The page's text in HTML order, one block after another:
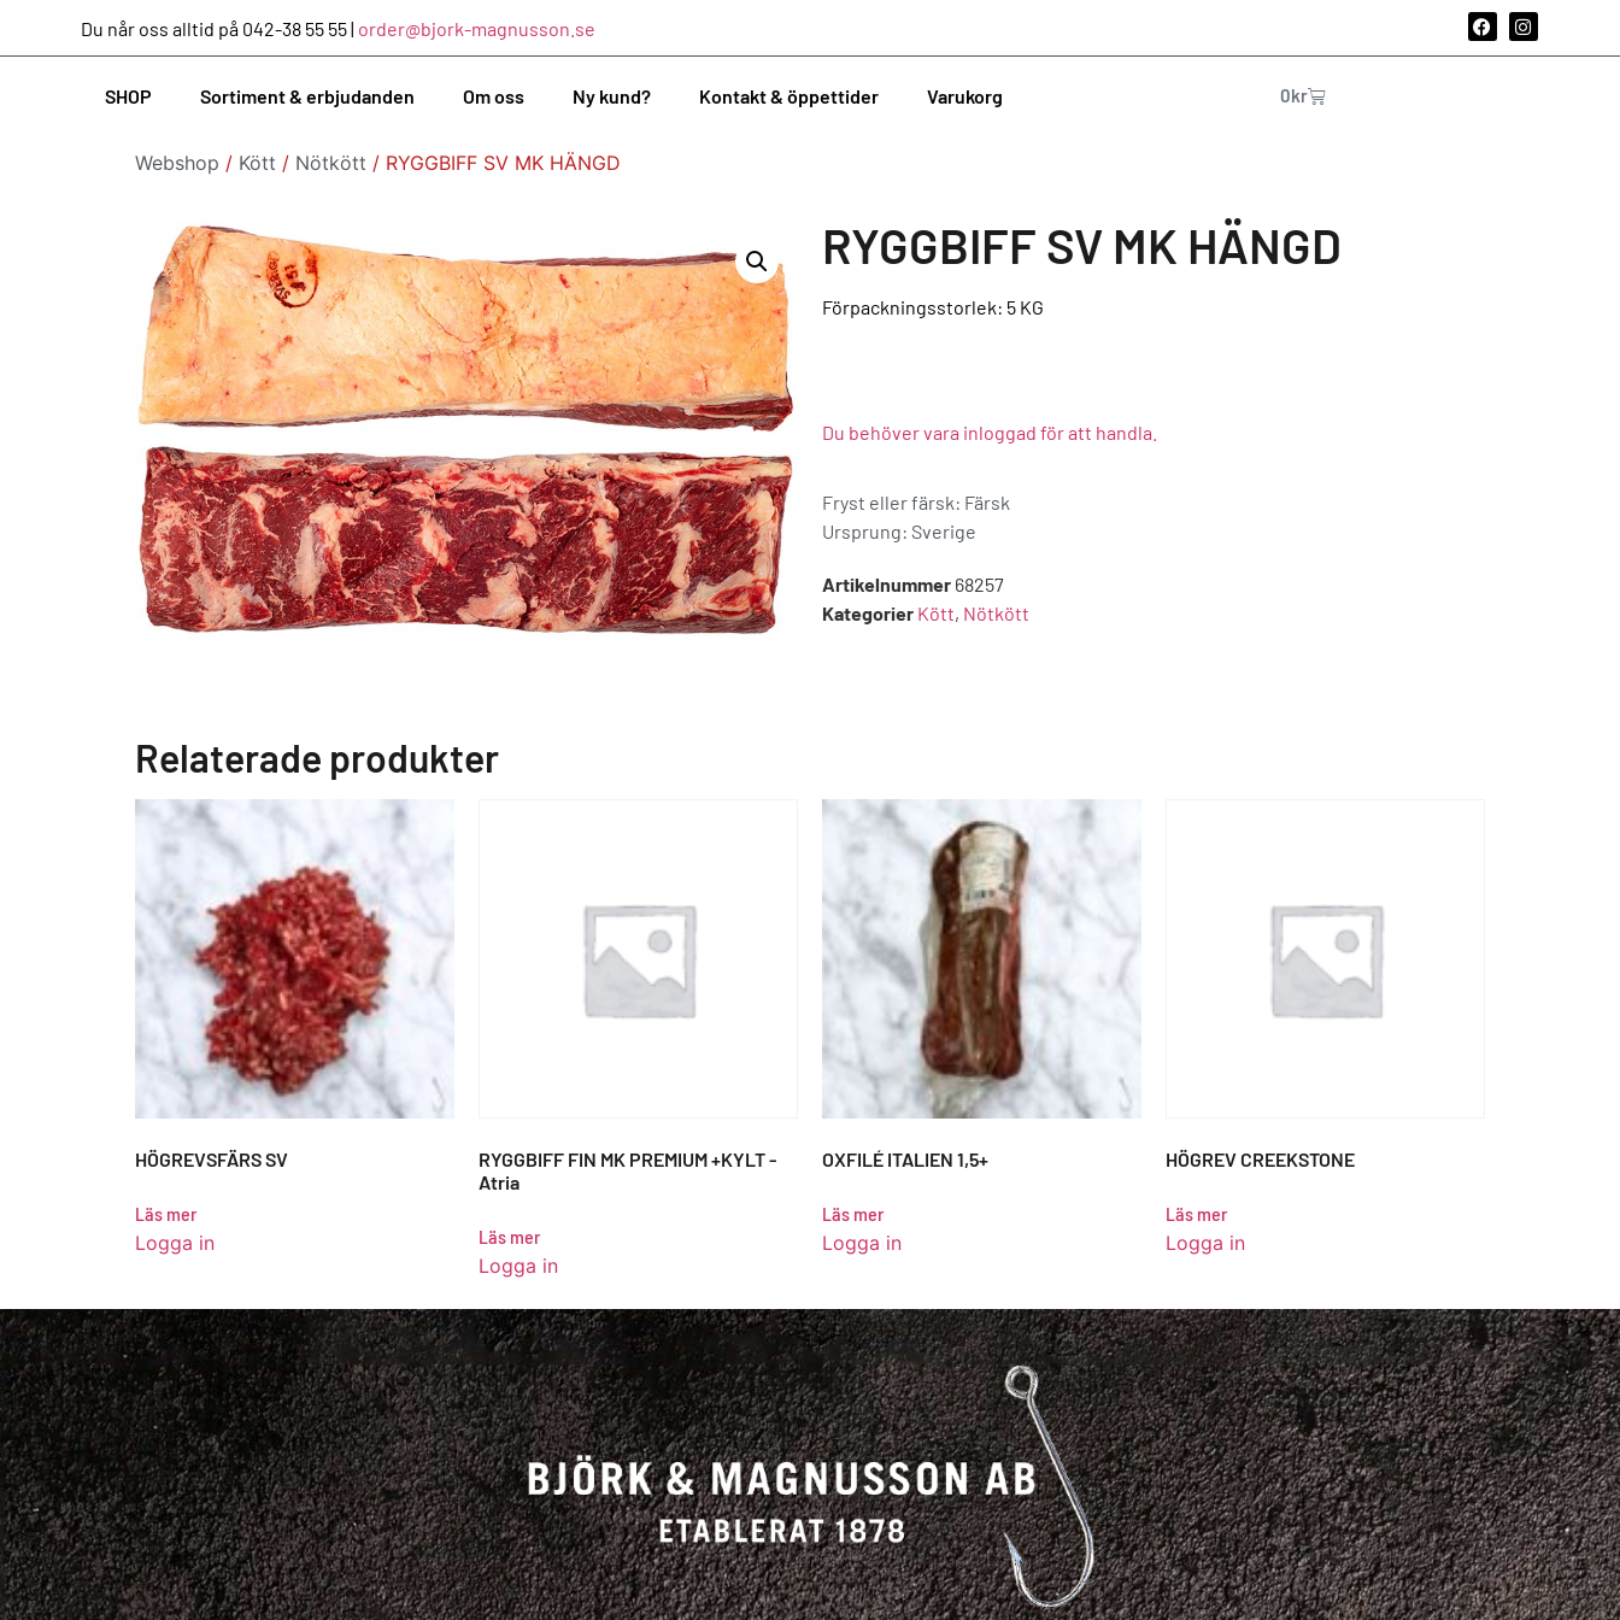
Du når oss alltid på 042-38 55 55 | order@bjork-magnusson.se
SHOP Sortiment & erbjudanden Om oss Ny kund? Kontakt & öppettider Varukorg 0kr
Webshop / Kött / Nötkött / RYGGBIFF SV MK HÄNGD
RYGGBIFF SV MK HÄNGD
Förpackningsstorlek: 5 KG
Du behöver vara inloggad för att handla.
Fryst eller färsk: Färsk
Ursprung: Sverige
Artikelnummer 68257
Kategorier Kött, Nötkött
Relaterade produkter
HÖGREVSFÄRS SV
Läs mer
Logga in
RYGGBIFF FIN MK PREMIUM +KYLT -
Atria
Läs mer
Logga in
OXFILÉ ITALIEN 1,5+
Läs mer
Logga in
HÖGREV CREEKSTONE
Läs mer
Logga in